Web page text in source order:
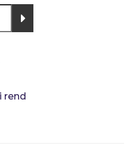
rend